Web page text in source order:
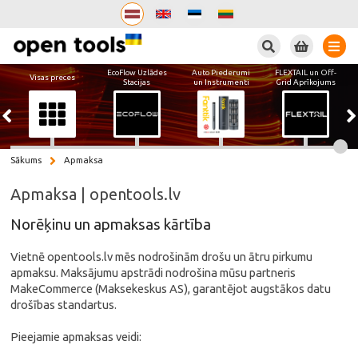
Visas preces
EcoFlow Uzlādes
Stacijas
Auto Piederumi
un Instrumenti
FLEXTAIL un Off-
Grid Aprīkojums
Sākums Apmaksa
Apmaksa | opentools.lv
Norēķinu un apmaksas kārtība
Vietnē opentools.lv mēs nodrošinām drošu un ātru pirkumu
apmaksu. Maksājumu apstrādi nodrošina mūsu partneris
MakeCommerce (Maksekeskus AS), garantējot augstākos datu
drošības standartus.
Pieejamie apmaksas veidi: